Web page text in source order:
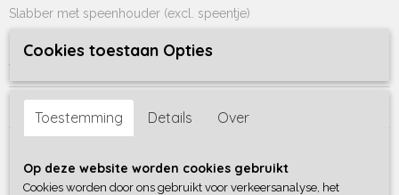
Slabber met speenhouder (excl. speentje)
2 maten verstelbaar, 0-3 jaar
verkrijgbaar in groengrijs/wit, peach/wit, wit/groengrijs
Reacties
Save
Cookies toestaan Opties
Toestemming Details Over
Op deze website worden cookies gebruikt
Cookies worden door ons gebruikt voor verkeersanalyse, het